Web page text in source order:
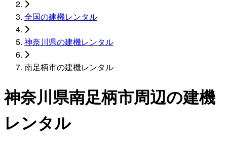
全国の建機レンタル
神奈川県の建機レンタル
南足柄市の建機レンタル
神奈川県南足柄市周辺の建機
レンタル